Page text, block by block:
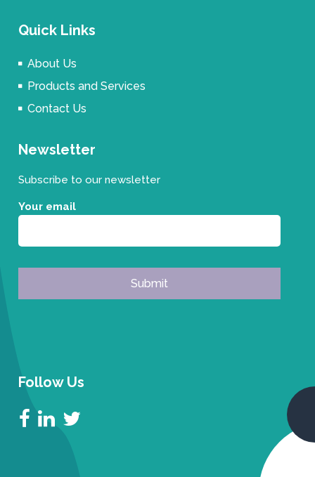
Quick Links
About Us
Products and Services
Contact Us
Newsletter
Subscribe to our newsletter
Your email
Follow Us